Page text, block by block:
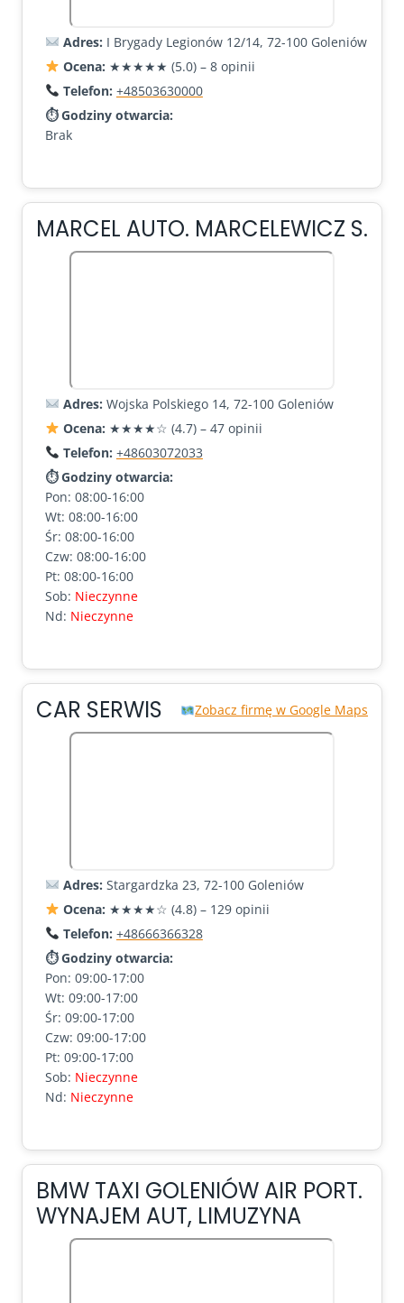
Adres: I Brygady Legionów 12/14, 72-100 Goleniów
Ocena: ★★★★★ (5.0) – 8 opinii
Telefon: +48503630000
⏱ Godziny otwarcia:
Brak
MARCEL AUTO. MARCELEWICZ S.
Adres: Wojska Polskiego 14, 72-100 Goleniów
Ocena: ★★★★☆ (4.7) – 47 opinii
Telefon: +48603072033
⏱ Godziny otwarcia:
Pon: 08:00-16:00
Wt: 08:00-16:00
Śr: 08:00-16:00
Czw: 08:00-16:00
Pt: 08:00-16:00
Sob: Nieczynne
Nd: Nieczynne
CAR SERWIS Zobacz firmę w Google Maps
Adres: Stargardzka 23, 72-100 Goleniów
Ocena: ★★★★☆ (4.8) – 129 opinii
Telefon: +48666366328
⏱ Godziny otwarcia:
Pon: 09:00-17:00
Wt: 09:00-17:00
Śr: 09:00-17:00
Czw: 09:00-17:00
Pt: 09:00-17:00
Sob: Nieczynne
Nd: Nieczynne
BMW TAXI GOLENIÓW AIR PORT.
WYNAJEM AUT, LIMUZYNA